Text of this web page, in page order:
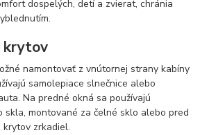
dospelých, detí a zvierat, chránia
krytov
namontovať z vnútornej strany kabíny
samolepiace slnečnice alebo
Na predné okná sa používajú
skla, montované za čelné sklo alebo pred
krytov zrkadiel.